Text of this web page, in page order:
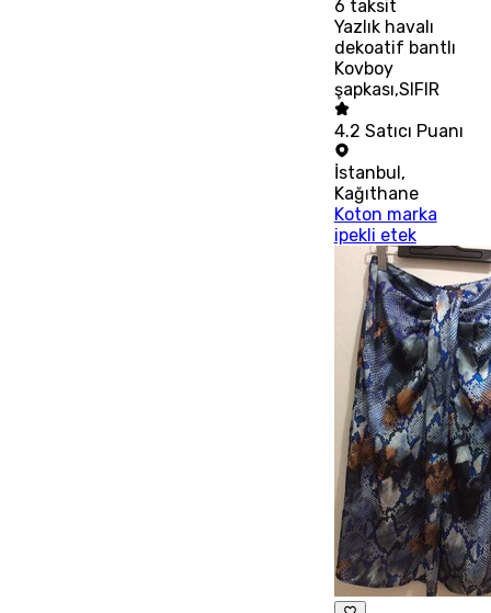
6 taksit
Yazlık havalı
dekoatif bantlı
Kovboy
şapkası,SIFIR
4.2 Satıcı Puanı
İstanbul ,
Kağıthane
Koton marka
ipekli etek